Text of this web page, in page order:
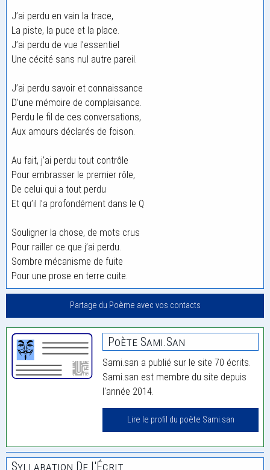
J’ai perdu en vain la trace,
La piste, la puce et la place.
J’ai perdu de vue l’essentiel
Une cécité sans nul autre pareil.
J’ai perdu savoir et connaissance
D’une mémoire de complaisance.
Perdu le fil de ces conversations,
Aux amours déclarés de foison.
Au fait, j’ai perdu tout contrôle
Pour embrasser le premier rôle,
De celui qui a tout perdu
Et qu’il l’a profondément dans le Q
Souligner la chose, de mots crus
Pour railler ce que j’ai perdu.
Sombre mécanisme de fuite
Pour une prose en terre cuite.
Partage du Poème avec vos contacts
Poète Sami.san
Sami.san a publié sur le site 70 écrits.
Sami.san est membre du site depuis
l'année 2014.
Lire le profil du poète Sami.san
Syllabation De L'Écrit